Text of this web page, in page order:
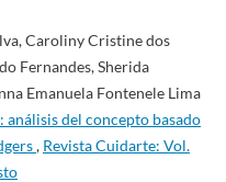
Caroliny Cristine dos
Fernandes, Sherida
Emanuela Fontenele Lima
análisis del concepto basado
, Revista Cuidarte: Vol.